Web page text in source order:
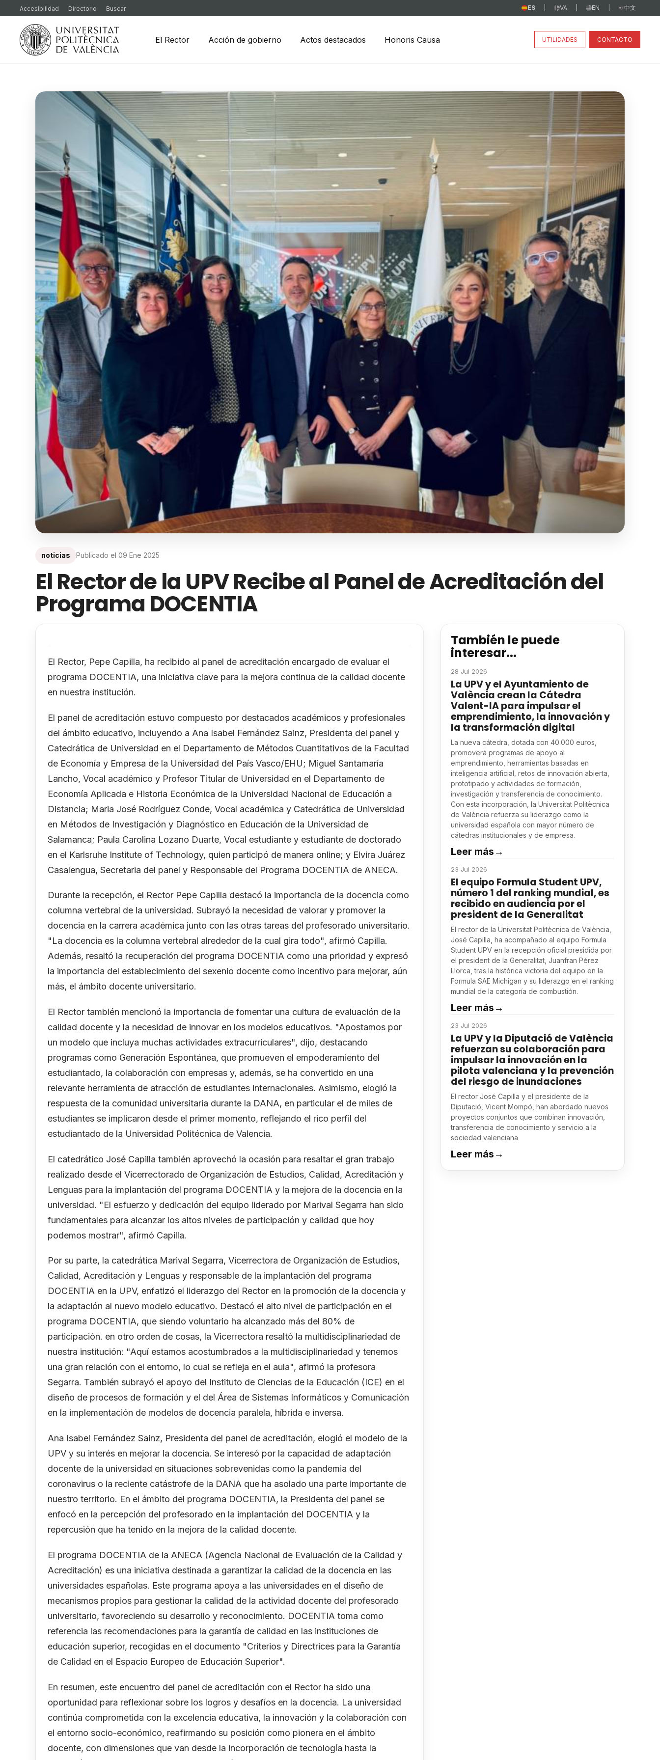
Accesibilidad Directorio Buscar ES VA EN 中文
El Rector Acción de gobierno Actos destacados Honoris Causa UTILIDADES CONTACTO
noticias Publicado el 09 Ene 2025
El Rector de la UPV Recibe al Panel de Acreditación del
Programa DOCENTIA
El Rector, Pepe Capilla, ha recibido al panel de acreditación encargado de evaluar el
programa DOCENTIA, una iniciativa clave para la mejora continua de la calidad docente
en nuestra institución.
El panel de acreditación estuvo compuesto por destacados académicos y profesionales
del ámbito educativo, incluyendo a Ana Isabel Fernández Sainz, Presidenta del panel y
Catedrática de Universidad en el Departamento de Métodos Cuantitativos de la Facultad
de Economía y Empresa de la Universidad del País Vasco/EHU; Miguel Santamaría
Lancho, Vocal académico y Profesor Titular de Universidad en el Departamento de
Economía Aplicada e Historia Económica de la Universidad Nacional de Educación a
Distancia; Maria José Rodríguez Conde, Vocal académica y Catedrática de Universidad
en Métodos de Investigación y Diagnóstico en Educación de la Universidad de
Salamanca; Paula Carolina Lozano Duarte, Vocal estudiante y estudiante de doctorado
en el Karlsruhe Institute of Technology, quien participó de manera online; y Elvira Juárez
Casalengua, Secretaria del panel y Responsable del Programa DOCENTIA de ANECA.
Durante la recepción, el Rector Pepe Capilla destacó la importancia de la docencia como
columna vertebral de la universidad. Subrayó la necesidad de valorar y promover la
docencia en la carrera académica junto con las otras tareas del profesorado universitario.
"La docencia es la columna vertebral alrededor de la cual gira todo", afirmó Capilla.
Además, resaltó la recuperación del programa DOCENTIA como una prioridad y expresó
la importancia del establecimiento del sexenio docente como incentivo para mejorar, aún
más, el ámbito docente universitario.
El Rector también mencionó la importancia de fomentar una cultura de evaluación de la
calidad docente y la necesidad de innovar en los modelos educativos. "Apostamos por
un modelo que incluya muchas actividades extracurriculares", dijo, destacando
programas como Generación Espontánea, que promueven el empoderamiento del
estudiantado, la colaboración con empresas y, además, se ha convertido en una
relevante herramienta de atracción de estudiantes internacionales. Asimismo, elogió la
respuesta de la comunidad universitaria durante la DANA, en particular el de miles de
estudiantes se implicaron desde el primer momento, reflejando el rico perfil del
estudiantado de la Universidad Politécnica de Valencia.
El catedrático José Capilla también aprovechó la ocasión para resaltar el gran trabajo
realizado desde el Vicerrectorado de Organización de Estudios, Calidad, Acreditación y
Lenguas para la implantación del programa DOCENTIA y la mejora de la docencia en la
universidad. "El esfuerzo y dedicación del equipo liderado por Marival Segarra han sido
fundamentales para alcanzar los altos niveles de participación y calidad que hoy
podemos mostrar", afirmó Capilla.
Por su parte, la catedrática Marival Segarra, Vicerrectora de Organización de Estudios,
Calidad, Acreditación y Lenguas y responsable de la implantación del programa
DOCENTIA en la UPV, enfatizó el liderazgo del Rector en la promoción de la docencia y
la adaptación al nuevo modelo educativo. Destacó el alto nivel de participación en el
programa DOCENTIA, que siendo voluntario ha alcanzado más del 80% de
participación. en otro orden de cosas, la Vicerrectora resaltó la multidisciplinariedad de
nuestra institución: "Aquí estamos acostumbrados a la multidisciplinariedad y tenemos
una gran relación con el entorno, lo cual se refleja en el aula", afirmó la profesora
Segarra. También subrayó el apoyo del Instituto de Ciencias de la Educación (ICE) en el
diseño de procesos de formación y el del Área de Sistemas Informáticos y Comunicación
en la implementación de modelos de docencia paralela, híbrida e inversa.
Ana Isabel Fernández Sainz, Presidenta del panel de acreditación, elogió el modelo de la
UPV y su interés en mejorar la docencia. Se interesó por la capacidad de adaptación
docente de la universidad en situaciones sobrevenidas como la pandemia del
coronavirus o la reciente catástrofe de la DANA que ha asolado una parte importante de
nuestro territorio. En el ámbito del programa DOCENTIA, la Presidenta del panel se
enfocó en la percepción del profesorado en la implantación del DOCENTIA y la
repercusión que ha tenido en la mejora de la calidad docente.
El programa DOCENTIA de la ANECA (Agencia Nacional de Evaluación de la Calidad y
Acreditación) es una iniciativa destinada a garantizar la calidad de la docencia en las
universidades españolas. Este programa apoya a las universidades en el diseño de
mecanismos propios para gestionar la calidad de la actividad docente del profesorado
universitario, favoreciendo su desarrollo y reconocimiento. DOCENTIA toma como
referencia las recomendaciones para la garantía de calidad en las instituciones de
educación superior, recogidas en el documento "Criterios y Directrices para la Garantía
de Calidad en el Espacio Europeo de Educación Superior".
En resumen, este encuentro del panel de acreditación con el Rector ha sido una
oportunidad para reflexionar sobre los logros y desafíos en la docencia. La universidad
continúa comprometida con la excelencia educativa, la innovación y la colaboración con
el entorno socio-económico, reafirmando su posición como pionera en el ámbito
docente, con dimensiones que van desde la incorporación de tecnología hasta la
También le puede
interesar...
28 Jul 2026
La UPV y el Ayuntamiento de
València crean la Cátedra
Valent-IA para impulsar el
emprendimiento, la innovación y
la transformación digital
La nueva cátedra, dotada con 40.000 euros,
promoverá programas de apoyo al
emprendimiento, herramientas basadas en
inteligencia artificial, retos de innovación abierta,
prototipado y actividades de formación,
investigación y transferencia de conocimiento.
Con esta incorporación, la Universitat Politècnica
de València refuerza su liderazgo como la
universidad española con mayor número de
cátedras institucionales y de empresa.
Leer más →
23 Jul 2026
El equipo Formula Student UPV,
número 1 del ranking mundial, es
recibido en audiencia por el
president de la Generalitat
El rector de la Universitat Politècnica de València,
José Capilla, ha acompañado al equipo Formula
Student UPV en la recepción oficial presidida por
el president de la Generalitat, Juanfran Pérez
Llorca, tras la histórica victoria del equipo en la
Formula SAE Michigan y su liderazgo en el ranking
mundial de la categoría de combustión.
Leer más →
23 Jul 2026
La UPV y la Diputació de València
refuerzan su colaboración para
impulsar la innovación en la
pilota valenciana y la prevención
del riesgo de inundaciones
El rector José Capilla y el presidente de la
Diputació, Vicent Mompó, han abordado nuevos
proyectos conjuntos que combinan innovación,
transferencia de conocimiento y servicio a la
sociedad valenciana
Leer más →